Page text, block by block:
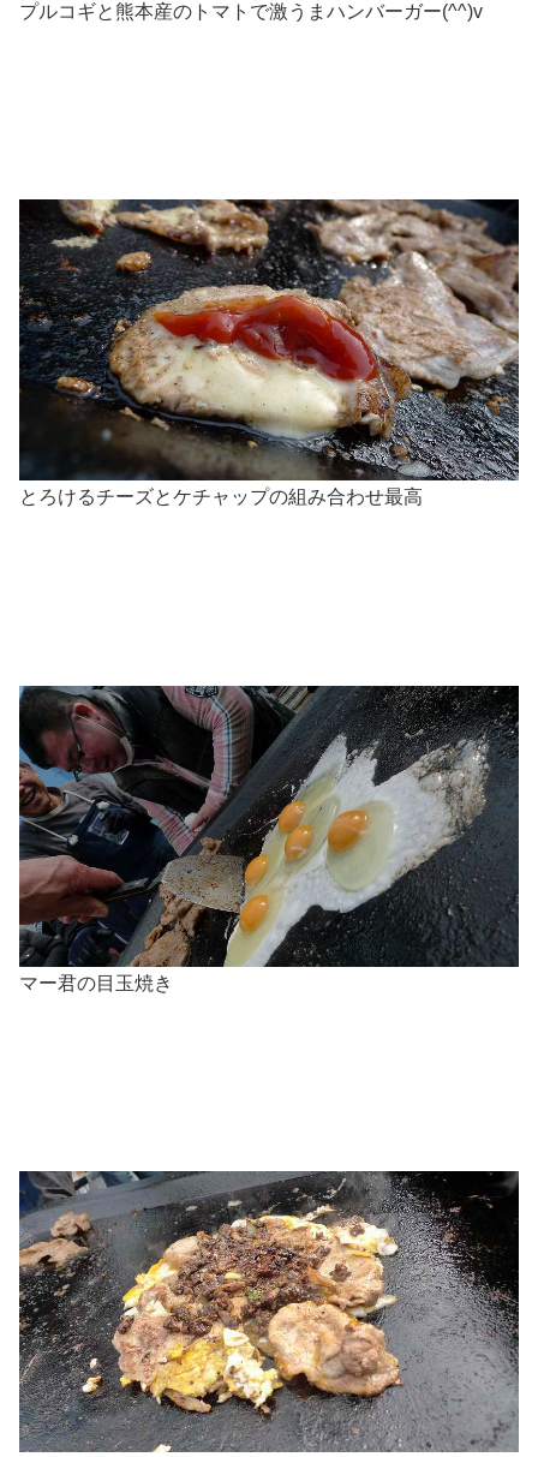
プルコギと熊本産のトマトで激うまハンバーガー(^^)v
とろけるチーズとケチャップの組み合わせ最高
マー君の目玉焼き